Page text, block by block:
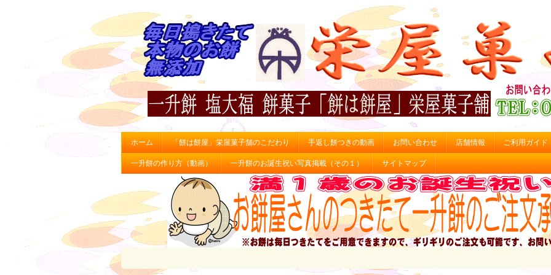
ホーム 「餅は餅屋」栄屋菓子舗のこだわり 手返し餅つきの動画 お問い合わせ 店舗情報 ご利用ガイド
一升餅の作り方（動画） 一升餅のお誕生祝い写真掲載（その１） サイトマップ